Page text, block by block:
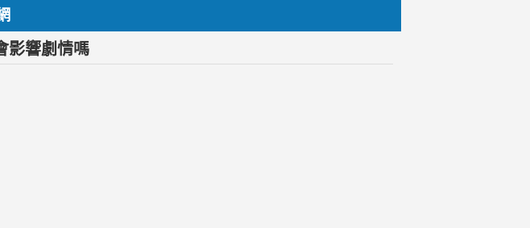
影響劇情嗎